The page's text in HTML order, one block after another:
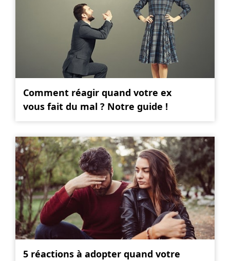
Comment réagir quand votre ex
vous fait du mal ? Notre guide !
5 réactions à adopter quand votre